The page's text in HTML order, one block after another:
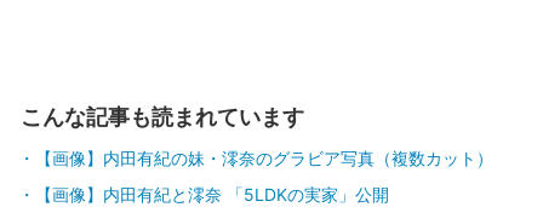
こんな記事も読まれています
【画像】内田有紀の妹・澪奈のグラビア写真（複数カット）
【画像】内田有紀と澪奈 「5LDKの実家」公開